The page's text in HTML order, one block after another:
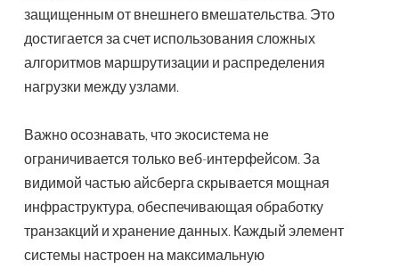
защищенным от внешнего вмешательства. Это
достигается за счет использования сложных
алгоритмов маршрутизации и распределения
нагрузки между узлами.
Важно осознавать, что экосистема не
ограничивается только веб-интерфейсом. За
видимой частью айсберга скрывается мощная
инфраструктура, обеспечивающая обработку
транзакций и хранение данных. Каждый элемент
системы настроен на максимальную